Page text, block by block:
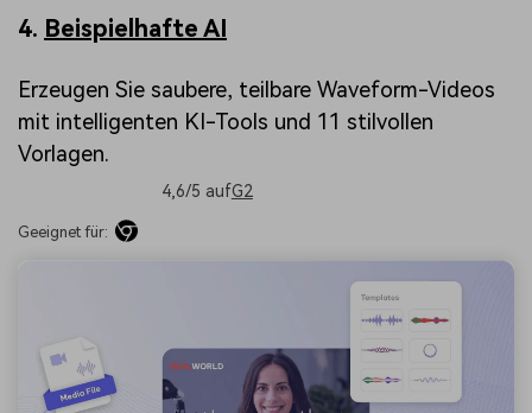
4. Beispielhafte AI
Erzeugen Sie saubere, teilbare Waveform-Videos
mit intelligenten KI-Tools und 11 stilvollen
Vorlagen.
4,6/5 aufG2
Geeignet für: